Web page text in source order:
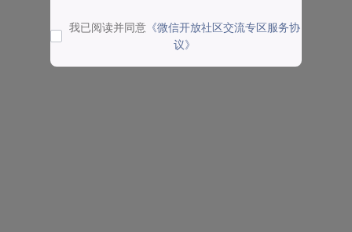
我已阅读并同意 《微信开放社区交流专区服务协
议》